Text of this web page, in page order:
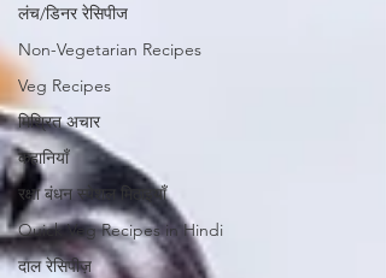
लंच/डिनर रेसिपीज
Non-Vegetarian Recipes
Veg Recipes
मिश्रित अचार
कहानियाँ
रक्षा बंधन स्पेशल मिठाइयाँ
Quick Veg Recipes in Hindi
दाल रेसिपीज़